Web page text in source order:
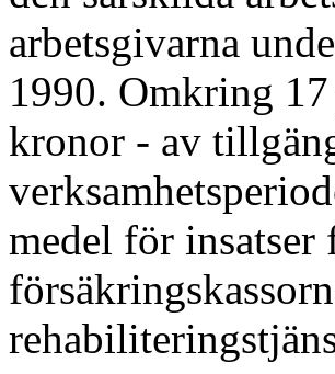
arbetsgivarna
1990. Omkring
kronor - av
medel för insatser